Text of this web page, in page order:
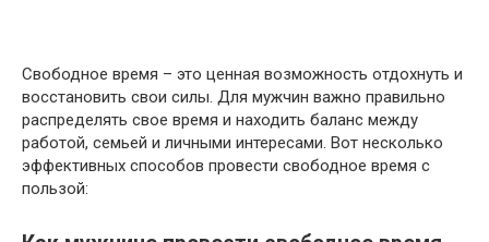
Свободное время – это ценная возможность отдохнуть и
восстановить свои силы. Для мужчин важно правильно
распределять свое время и находить баланс между
работой, семьей и личными интересами. Вот несколько
эффективных способов провести свободное время с
пользой: